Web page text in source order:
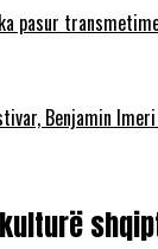
pasur
Benjamin
kulturë